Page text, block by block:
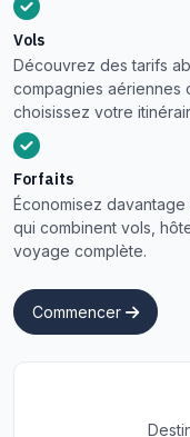
Vols
Découvrez des tarifs
compagnies aériennes
choisissez votre
Forfaits
Économisez
qui combinent vols,
voyage complète.
Commencer